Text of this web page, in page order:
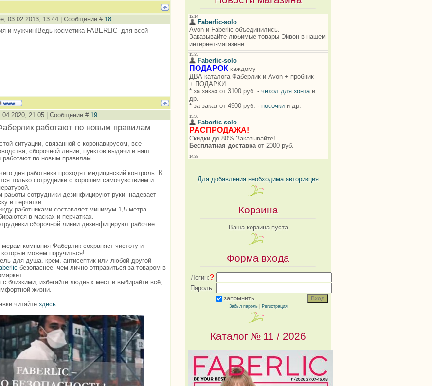
03.02.2013, 13:44 | Сообщение # 18
и мужчин!Ведь косметика FABERLIC для всей
21:05 | Сообщение # 19
работают по новым правилам
ситуации, связанной с коронавирусом, все
сборочной линии, пунктов выдачи и наш
работают по новым правилам.
дня работники проходят медицинский контроль. К
только сотрудники с хорошим самочувствием и
работы сотрудники дезинфицируют руки, надевает
и перчатки.
работниками составляет минимум 1,5 метра.
в масках и перчатках.
сборочной линии дезинфицируют рабочие
мерам компания Фаберлик сохраняет чистоту и
которые можем поручиться!
для душа, крем, антисептик или любой другой
безопаснее, чем лично отправиться за товаром в
с близкими, избегайте людных мест и выбирайте всё,
жизни.
читайте здесь.
Для добавления необходима авторизция
Корзина
Ваша корзина пуста
Форма входа
Логин:?
Пароль:
запомнить
Забыл пароль| Регистрация
Каталог № 11 / 2026